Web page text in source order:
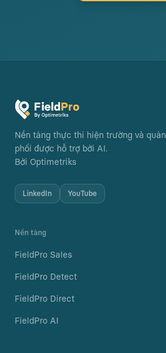
Nền tảng thực thi hiện trường và
phối được hỗ trợ bởi AI.
Bởi Optimetriks
LinkedIn YouTube
Nền tảng
FieldPro Sales
FieldPro Detect
FieldPro Direct
FieldPro AI